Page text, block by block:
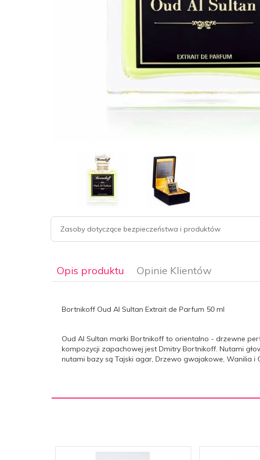
Zasoby dotyczące bezpieczeństwa i produktów
Opis produktu Opinie Klientów
Bortnikoff Oud Al Sultan Extrait de Parfum 50 ml
Oud Al Sultan marki Bortnikoff to orientalno - drzewne
kompozycji zapachowej jest Dmitry Bortnikoff. Nutami
nutami bazy są Tajski agar, Drzewo gwajakowe, Wanilia i